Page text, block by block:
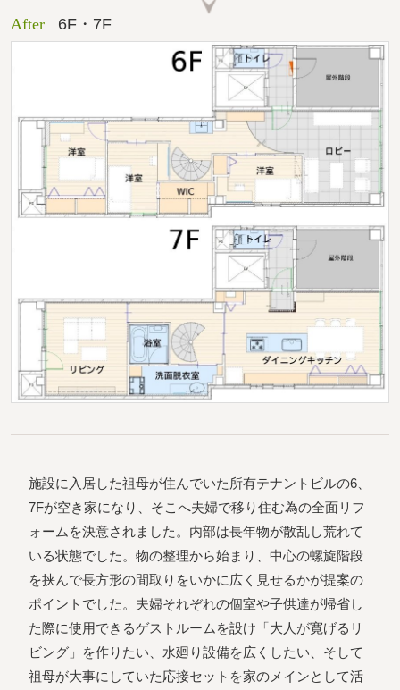
After 6F・7F
施設に入居した祖母が住んでいた所有テナントビルの6、
7Fが空き家になり、そこへ夫婦で移り住む為の全面リフ
ォームを決意されました。内部は長年物が散乱し荒れて
いる状態でした。物の整理から始まり、中心の螺旋階段
を挟んで長方形の間取りをいかに広く見せるかが提案の
ポイントでした。夫婦それぞれの個室や子供達が帰省し
た際に使用できるゲストルームを設け「大人が寛げるリ
ビング」を作りたい、水廻り設備を広くしたい、そして
祖母が大事にしていた応接セットを家のメインとして活